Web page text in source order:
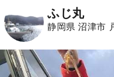
ふじ丸
静岡県 沼津市